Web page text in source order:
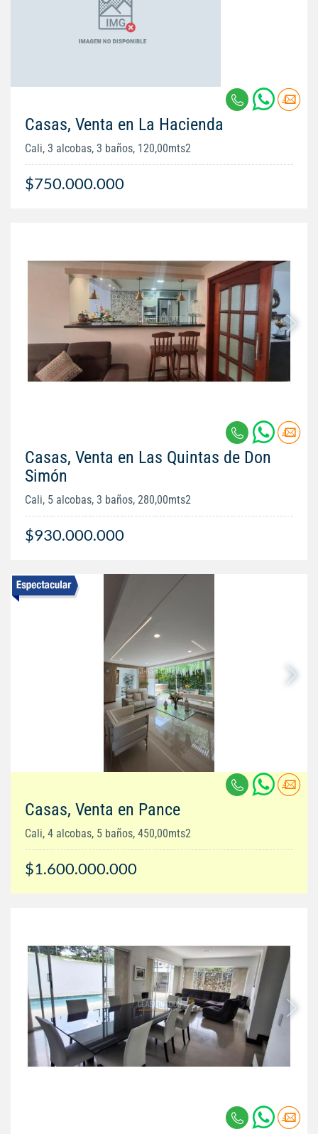
Casas, Venta en La Hacienda
Cali, 3 alcobas, 3 baños, 120,00mts2
$750.000.000
Casas, Venta en Las Quintas de Don
Simón
Cali, 5 alcobas, 3 baños, 280,00mts2
$930.000.000
Casas, Venta en Pance
Cali, 4 alcobas, 5 baños, 450,00mts2
$1.600.000.000